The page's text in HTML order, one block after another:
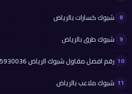
شبوك كسارات بالرياض
شبوك طرق بالرياض
رقم افضل مقاول شبوك الرياض 0565930036
شبوك ملاعب بالرياض